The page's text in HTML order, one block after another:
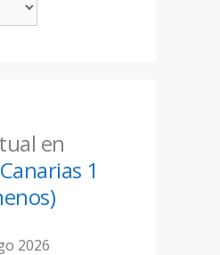
en
1